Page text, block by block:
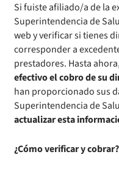
Si fuiste afiliado/a de la
Superintendencia de
web y verificar si tienes
corresponder a
prestadores. Hasta
efectivo el cobro de su
han proporcionado sus
Superintendencia de
actualizar esta
¿Cómo verificar y cobrar?